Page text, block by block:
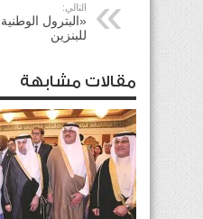
التالي:
«البترول
للبنزين
مقالات مشابهة